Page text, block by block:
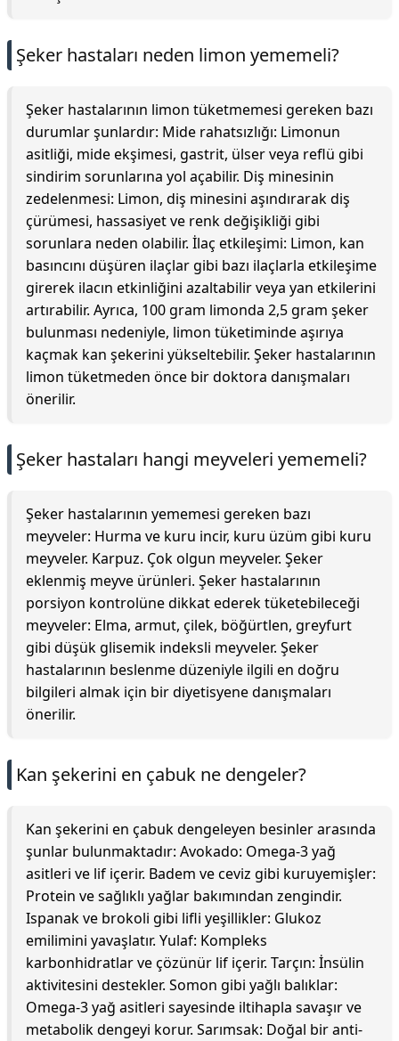
Şeker hastaları neden limon yememeli?
Şeker hastalarının limon tüketmemesi gereken bazı
durumlar şunlardır: Mide rahatsızlığı: Limonun
asitliği, mide ekşimesi, gastrit, ülser veya reflü gibi
sindirim sorunlarına yol açabilir. Diş minesinin
zedelenmesi: Limon, diş minesini aşındırarak diş
çürümesi, hassasiyet ve renk değişikliği gibi
sorunlara neden olabilir. İlaç etkileşimi: Limon, kan
basıncını düşüren ilaçlar gibi bazı ilaçlarla etkileşime
girerek ilacın etkinliğini azaltabilir veya yan etkilerini
artırabilir. Ayrıca, 100 gram limonda 2,5 gram şeker
bulunması nedeniyle, limon tüketiminde aşırıya
kaçmak kan şekerini yükseltebilir. Şeker hastalarının
limon tüketmeden önce bir doktora danışmaları
önerilir.
Şeker hastaları hangi meyveleri yememeli?
Şeker hastalarının yememesi gereken bazı
meyveler: Hurma ve kuru incir, kuru üzüm gibi kuru
meyveler. Karpuz. Çok olgun meyveler. Şeker
eklenmiş meyve ürünleri. Şeker hastalarının
porsiyon kontrolüne dikkat ederek tüketebileceği
meyveler: Elma, armut, çilek, böğürtlen, greyfurt
gibi düşük glisemik indeksli meyveler. Şeker
hastalarının beslenme düzeniyle ilgili en doğru
bilgileri almak için bir diyetisyene danışmaları
önerilir.
Kan şekerini en çabuk ne dengeler?
Kan şekerini en çabuk dengeleyen besinler arasında
şunlar bulunmaktadır: Avokado: Omega-3 yağ
asitleri ve lif içerir. Badem ve ceviz gibi kuruyemişler:
Protein ve sağlıklı yağlar bakımından zengindir.
Ispanak ve brokoli gibi lifli yeşillikler: Glukoz
emilimini yavaşlatır. Yulaf: Kompleks
karbonhidratlar ve çözünür lif içerir. Tarçın: İnsülin
aktivitesini destekler. Somon gibi yağlı balıklar:
Omega-3 yağ asitleri sayesinde iltihapla savaşır ve
metabolik dengeyi korur. Sarımsak: Doğal bir anti-